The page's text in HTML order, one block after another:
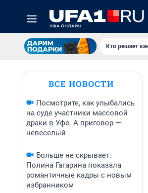
Кто решает
ВСЕ НОВОСТИ
Посмотрите, как улыбались
на суде участники массовой
драки в Уфе. А приговор —
невеселый
Больше не скрывает:
Полина Гагарина показала
романтичные кадры с новым
избранником